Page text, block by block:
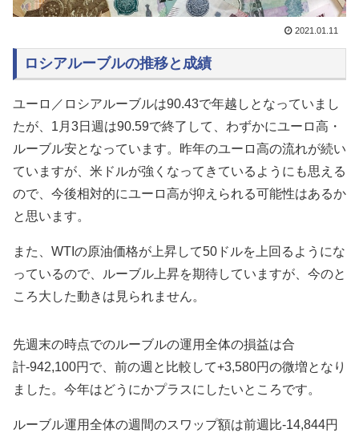
2021.01.11
ロシアルーブルの推移と成績
ユーロ／ロシアルーブルは90.43で年越しとなっていまし
たが、1月3日週は90.59で終了して、わずかにユーロ高・
ルーブル安となっています。昨年のユーロ高の流れが続い
ていますが、米ドルが強くなってきているようにも思える
ので、今後相対的にユーロ高が抑えられる可能性はあるか
と思います。
また、WTIの原油価格が上昇して50ドルを上回るようにな
っているので、ルーブル上昇を期待していますが、今のと
ころ大した動きは見られません。
先週末の時点でのルーブルの運用全体の損益は合
計-942,100円で、 前の週と比較して+3,580円の微増となり
ました。今年はどうにかプラスにしたいところです。
ルーブル運用全体の週間のスワップ額は前週比-14,844円